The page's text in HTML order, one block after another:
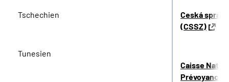
Tschechien
Ceská
(CSSZ)
Tunesien
Caisse
Prévoyance